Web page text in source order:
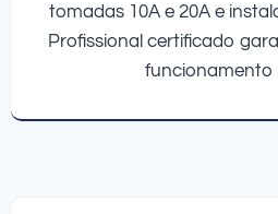
tomadas 10A e 20A e
Profissional certificado
funcionamento